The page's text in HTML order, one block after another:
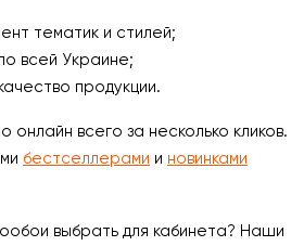
тематик и стилей;
всей Украине;
продукции.
онлайн всего за несколько кликов.
бестселлерами и новинками
выбрать для кабинета? Наши